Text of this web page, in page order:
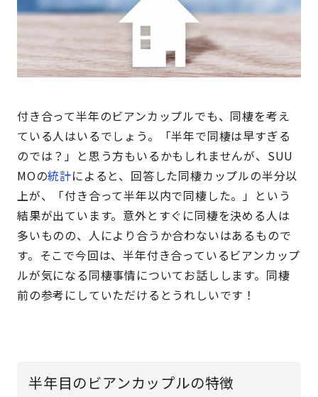
付き合って半年のビアンカップルでも、同棲を考え
ている人はいるでしょう。「半年で同棲は早すぎる
のでは？」と思う方もいるかもしれませんが、SUU
MOの統計によると、回答した同棲カップルの半分以
上が、「付き合って半年以内で同棲した。」という
結果が出ています。意外とすぐに同棲を決める人は
多いものの、人により合うか合わないはあるもので
す。そこで今回は、半年付き合っているビアンカップ
ルが気になる同棲事情についてお話しします。同棲
前の参考にしていただけるとうれしいです！
半年目のビアンカップルの特徴